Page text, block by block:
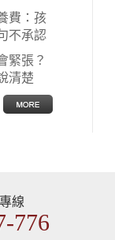
費：孩
不承認
緊張？
清楚
線
776